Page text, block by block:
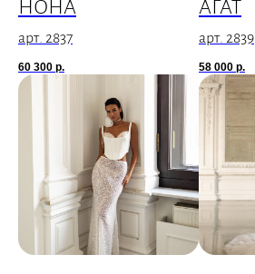
НОНА
арт. 2837
60 300 р.
АГАТ
арт. 2839
58 000 р.